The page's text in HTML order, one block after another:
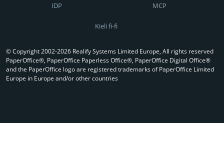
IDP MCP
Kieli fi-fi
© Copyright 2002-2026 Realify Systems Limited Europe, All rights reserved
PaperOffice®, PaperOffice Paperless Office®, PaperOffice Digital Office®
and the PaperOffice logo are registered trademarks of PaperOffice Limited
Europe in Europe and/or other countries